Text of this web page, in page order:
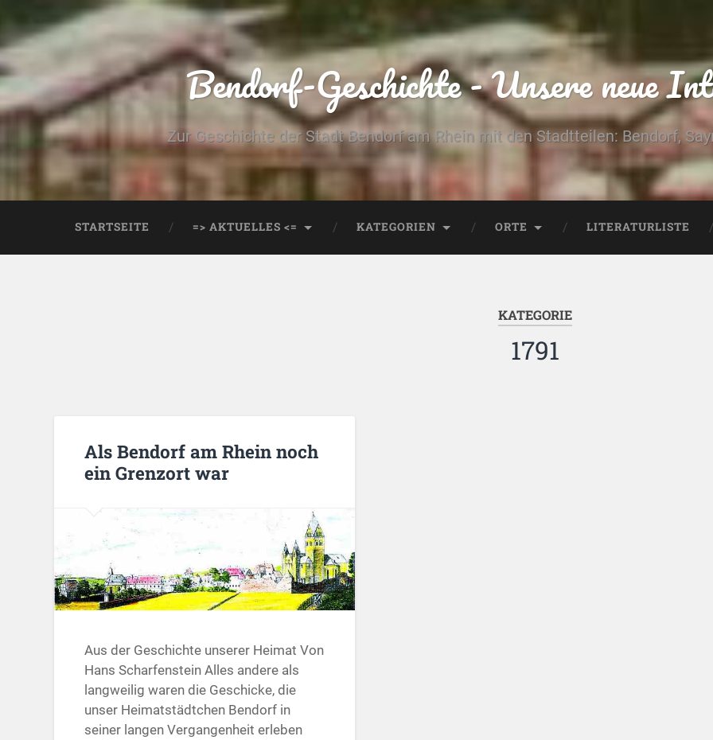
Bendorf-Geschichte - Unsere neue
Zur Geschichte der Stadt Bendorf am Rhein mit den Stadtteilen: Bendorf,
STARTSEITE => AKTUELLES <= KATEGORIEN ORTE LITERATURLISTE
KATEGORIE
1791
Als Bendorf am Rhein noch
ein Grenzort war
Aus der Geschichte unserer Heimat Von
Hans Scharfenstein Alles andere als
langweilig waren die Geschicke, die
unser Heimatstädtchen Bendorf in
seiner langen Vergangenheit erleben